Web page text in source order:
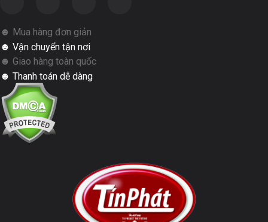
☻ Mua hàng đơn giản
☻ Vận chuyển tận nơi
☻ Giao hàng toàn quốc
☻ Thanh toán dễ dàng